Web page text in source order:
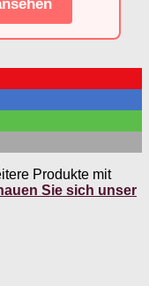
Produkte mit
Sie sich unser